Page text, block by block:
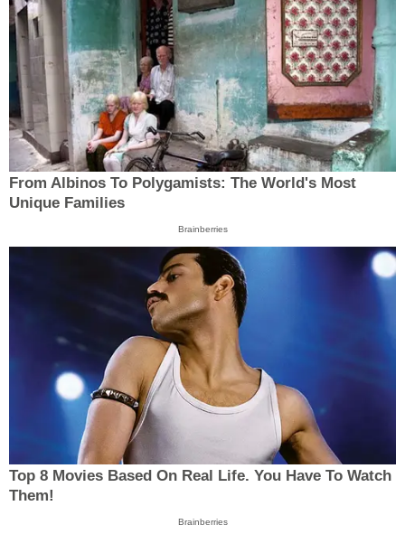
From Albinos To Polygamists: The World's Most
Unique Families
Brainberries
Top 8 Movies Based On Real Life. You Have To Watch
Them!
Brainberries